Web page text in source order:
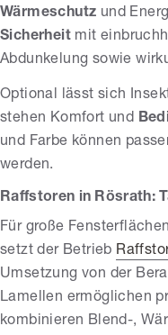
Wärmeschutz und
Sicherheit mit
Abdunkelung sowie
Optional lässt sich
stehen Komfort und
und Farbe können
werden.
Raffstoren in Rösrath:
Für große
setzt der Betrieb
Umsetzung von der
Lamellen ermöglichen
kombinieren Blend-,